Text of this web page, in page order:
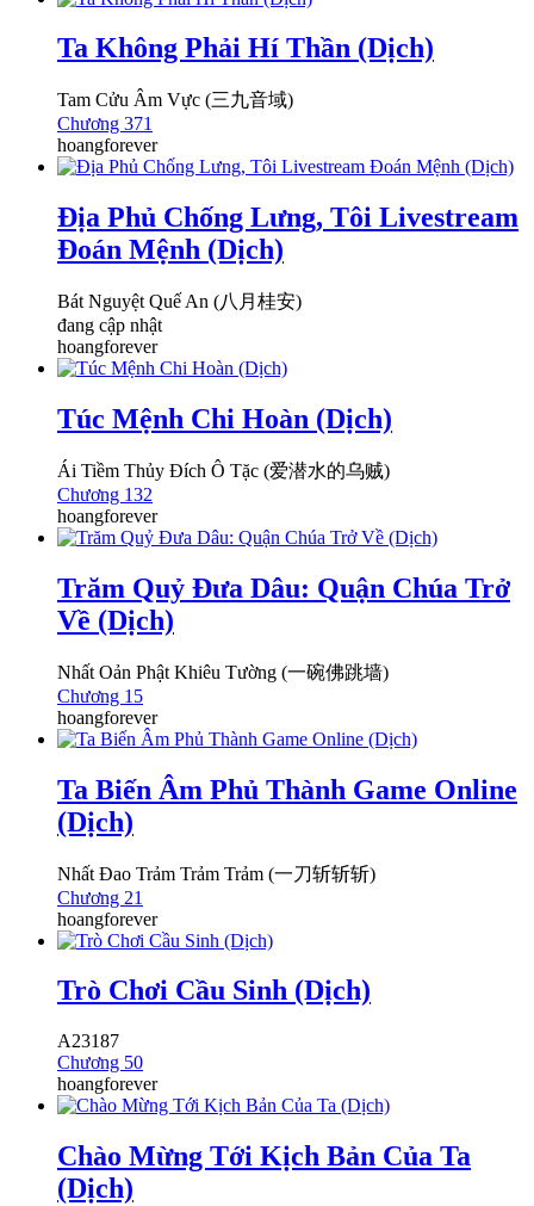
Ta Không Phải Hí Thần (Dịch)
Tam Cửu Âm Vực (三九音域)
Chương 371
hoangforever
Địa Phủ Chống Lưng, Tôi Livestream
Đoán Mệnh (Dịch)
Bát Nguyệt Quế An (八月桂安)
đang cập nhật
hoangforever
Túc Mệnh Chi Hoàn (Dịch)
Ái Tiềm Thủy Đích Ô Tặc (爱潜水的乌贼)
Chương 132
hoangforever
Trăm Quỷ Đưa Dâu: Quận Chúa Trở
Về (Dịch)
Nhất Oản Phật Khiêu Tường (一碗佛跳墙)
Chương 15
hoangforever
Ta Biến Âm Phủ Thành Game Online
(Dịch)
Nhất Đao Trảm Trảm Trảm (一刀斩斩斩)
Chương 21
hoangforever
Trò Chơi Cầu Sinh (Dịch)
A23187
Chương 50
hoangforever
Chào Mừng Tới Kịch Bản Của Ta
(Dịch)